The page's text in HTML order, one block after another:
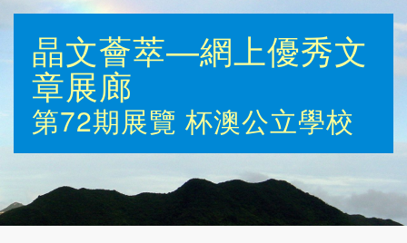
晶文薈萃—網上優秀文
章展廊
第72期展覽 杯澳公立學校